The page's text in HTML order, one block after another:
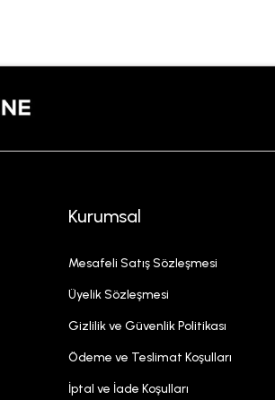
Kurumsal
Mesafeli Satış Sözleşmesi
Üyelik Sözleşmesi
Gizlilik ve Güvenlik Politikası
Ödeme ve Teslimat Koşulları
İptal ve İade Koşulları